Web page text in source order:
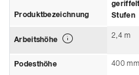
Produktbezeichnung
Stufen
Arbeitshöhe
2,4 m
Podesthöhe 400 mm